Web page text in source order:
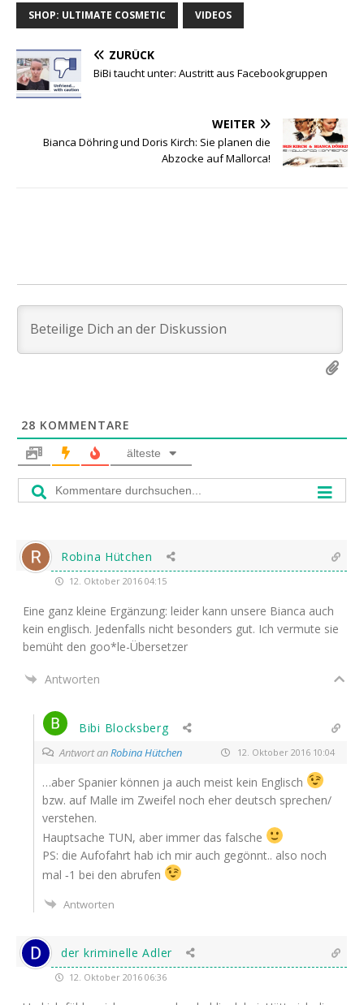
SHOP: ULTIMATE COSMETIC VIDEOS
ZURÜCK
BiBi taucht unter: Austritt aus Facebookgruppen
WEITER
Bianca Döhring und Doris Kirch: Sie planen die
Abzocke auf Mallorca!
28 KOMMENTARE
älteste
Robina Hütchen
12. Oktober 2016 04:15
Eine ganz klei­ne Ergän­zung: lei­der kann unse­re Bian­ca auch
kein eng­lisch. Jeden­falls nicht beson­ders gut. Ich ver­mu­te sie
bemüht den goo*le-Übersetzer
Antworten
Bibi Blocksberg
Antwort anRobina Hütchen 12. Oktober 2016 10:04
…aber Spa­ni­er kön­nen ja auch meist kein Eng­lisch
bzw. auf Mal­le im Zwei­fel noch eher deutsch sprechen/
verstehen.
Haupt­sa­che TUN, aber immer das falsche
PS: die Auf­o­fahrt hab ich mir auch gegönnt.. also noch
mal ‑1 bei den abrufen
Antworten
der kriminelle Adler
12. Oktober 2016 06:36